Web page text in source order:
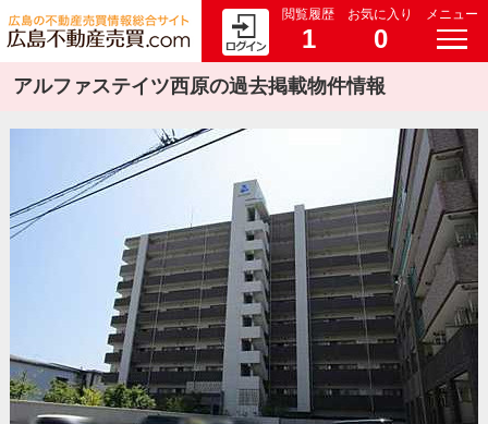
閲覧履歴
1
お気に入り
0
メニュー
アルファステイツ西原の過去掲載物件情報